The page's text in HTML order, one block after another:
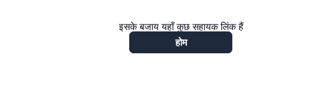
इसके बजाय यहाँ कुछ सहायक लिंक हैं
होम